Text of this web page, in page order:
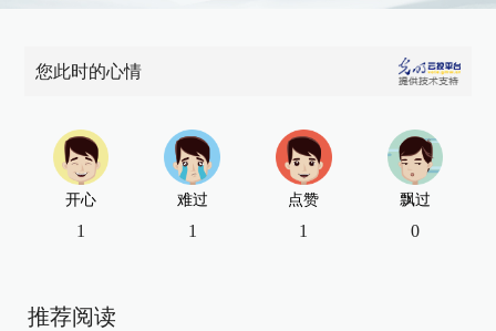
您此时的心情
开心
1
难过
1
点赞
1
飘过
0
推荐阅读